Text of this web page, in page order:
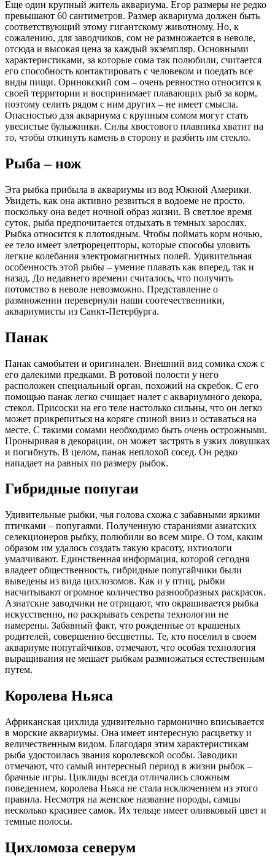
Еще один крупный житель аквариума. Егор размеры не редко
превышают 60 сантиметров. Размер аквариума должен быть
соответствующий этому гигантскому животному. Но, к
сожалению, для заводчиков, сом не размножается в неволе,
отсюда и высокая цена за каждый экземпляр. Основными
характеристиками, за которые сома так полюбили, считается
его способность контактировать с человеком и поедать все
виды пищи. Оринокский сом – очень ревностно относится к
своей территории и воспринимает плавающих рыб за корм,
поэтому селить рядом с ним других – не имеет смысла.
Опасностью для аквариума с крупным сомом могут стать
увесистые булыжники. Силы хвостового плавника хватит на
то, чтобы откинуть камень в сторону и разбить им стекло.
Рыба – нож
Эта рыбка прибыла в аквариумы из вод Южной Америки.
Увидеть, как она активно резвиться в водоеме не просто,
поскольку она ведет ночной образ жизни. В светлое время
суток, рыба предпочитается отдыхать в темных зарослях.
Рыбка относится к плотоядным. Чтобы поймать корм ночью,
ее тело имеет элетрорецепторы, которые способы уловить
легкие колебания электромагнитных полей. Удивительная
особенность этой рыбы – умение плавать как вперед, так и
назад. До недавнего времени считалось, что получить
потомство в неволе невозможно. Представление о
размножении перевернули наши соотечественники,
аквариумисты из Санкт-Петербурга.
Панак
Панак самобытен и оригинален. Внешний вид сомика схож с
его далекими предками. В ротовой полости у него
расположен специальный орган, похожий на скребок. С его
помощью панак легко счищает налет с аквариумного декора,
стекол. Присоски на его теле настолько сильны, что он легко
может прикрепиться на коряге спиной вниз и оставаться на
месте. С такими сомами необходимо быть очень острожными.
Проныривая в декорации, он может застрять в узких ловушках
и погибнуть. В целом, панак неплохой сосед. Он редко
нападает на равных по размеру рыбок.
Гибридные попугаи
Удивительные рыбки, чья голова схожа с забавными яркими
птичками – попугаями. Полученную стараниями азиатских
селекционеров рыбку, полюбили во всем мире. О том, каким
образом им удалось создать такую красоту, ихтиологи
умалчивают. Единственная информация, которой сегодня
владеет общественность, гибридные попугайчики были
выведены из вида цихлозомов. Как и у птиц, рыбки
насчитывают огромное количество разнообразных раскрасок.
Азиатские заводчики не отрицают, что окрашивается рыбка
искусственно, но раскрывать секреты технологии не
намерены. Забавный факт, что рожденные от крашеных
родителей, совершенно бесцветны. Те, кто поселил в своем
аквариуме попугайчиков, отмечают, что особая технология
выращивания не мешает рыбкам размножаться естественным
путем.
Королева Ньяса
Африканская цихлида удивительно гармонично вписывается
в морские аквариумы. Она имеет интересную расцветку и
величественным видом. Благодаря этим характеристикам
рыба удостоилась звания королевской особы. Заводики
отмечают, что самый интересный период в жизни рыбок –
брачные игры. Циклиды всегда отличались сложным
поведением, королева Ньяса не стала исключением из этого
правила. Несмотря на женское название породы, самцы
несколько красивее самок. Их тельце имеет оливковый цвет и
темные полосы.
Цихломоза северум